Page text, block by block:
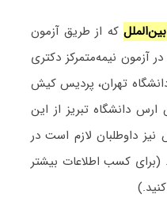
که از طریق آزمون
آزمون نیمه‌متمرکز دکتری
تهران، پردیس کیش
دانشگاه تبریز از این
داوطلبان لازم است در
کسب اطلاعات بیشتر